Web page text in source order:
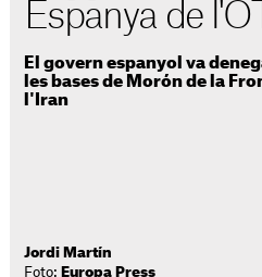
Espanya de
El govern espanyol va
les bases de Morón de la
l'Iran
Jordi Martín
Foto: Europa Press